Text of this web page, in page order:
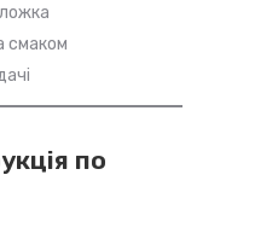
смаком
по